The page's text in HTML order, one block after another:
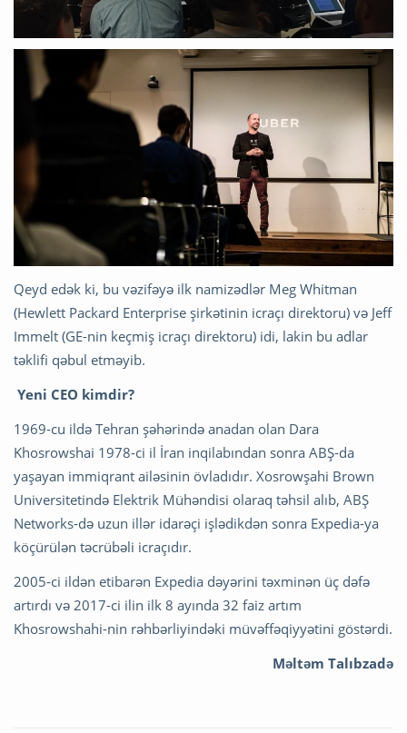
Qeyd edək ki, bu vəzifəyə ilk namizədlər Meg Whitman
(Hewlett Packard Enterprise şirkətinin icraçı direktoru) və Jeff
Immelt (GE-nin keçmiş icraçı direktoru) idi, lakin bu adlar
təklifi qəbul etməyib.
Yeni CEO kimdir?
1969-cu ildə Tehran şəhərində anadan olan Dara
Khosrowshai 1978-ci il İran inqilabından sonra ABŞ-da
yaşayan immiqrant ailəsinin övladıdır. Xosrowşahi Brown
Universitetində Elektrik Mühəndisi olaraq təhsil alıb, ABŞ
Networks-də uzun illər idarəçi işlədikdən sonra Expedia-ya
köçürülən təcrübəli icraçıdır.
2005-ci ildən etibarən Expedia dəyərini təxminən üç dəfə
artırdı və 2017-ci ilin ilk 8 ayında 32 faiz artım
Khosrowshahi-nin rəhbərliyindəki müvəffəqiyyətini göstərdi.
Məltəm Talıbzadə